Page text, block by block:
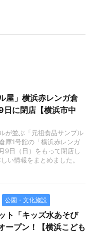
屋」横浜赤レンガ倉
に閉店【横浜市中
が並ぶ「元祖食品サンプル
庫1号館の「横浜赤レンガ
9日（日）をもって閉店し
い情報をまとめました。
公園・文化施設
ト「キッズ水あそび
ープン！【横浜こども